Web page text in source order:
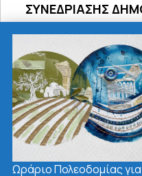
ΣΥΝΕΔΡΙΑΣΗΣ
Δράσεις -
Σύνδεσμοι
Ωράριο Πολεοδομίας για